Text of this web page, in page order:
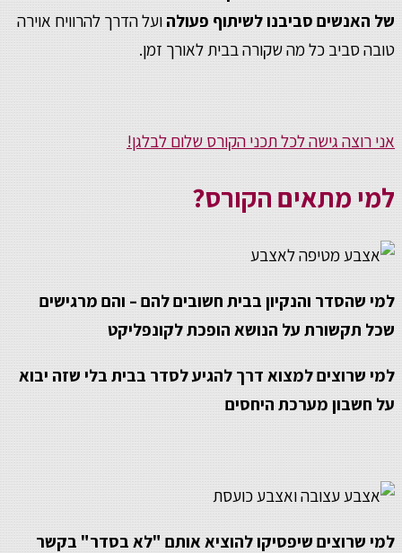
של האנשים סביבנו לשיתוף פעולה ועל הדרך להרוויח אוירה
טובה סביב כל מה שקורה בבית לאורך זמן.
אני רוצה גישה לכל תכני הקורס שלום לבלגן!
למי מתאים הקורס?
למי שהסדר והנקיון בבית חשובים להם – והם מרגישים
שכל תקשורת על הנושא הופכת לקונפליקט
למי שרוצים למצוא דרך להגיע לסדר בבית בלי שזה יבוא
על חשבון מערכת היחסים
למי שרוצים שיפסיקו להוציא אותם "לא בסדר" בקשר